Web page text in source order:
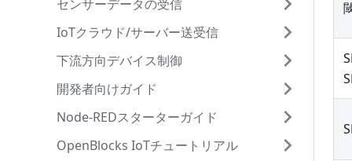
SW4xデバイス設定
高圧スマートメータ設定
双方向対応高圧スマートメータ設定
低圧スマートメータ設定
デバイス設定(ユーザー定義)
Modbus PLC
PD File's Handler
Watson IoT for Device
SoftBank スマ可視専用クラウド
KDDI IoT クラウド Standard
PHオリジナルWEBサーバー
WEBサーバー
双方向対応高圧スマートメータ下流方向
アプリケーション設定の確認
複雑な構成の実現
PD Broker
LUA言語拡張ハンドラ
PDHMSの調整
PD Broker
PD Agent
PD File's Handler
PD Handler BLE
PD Handler UART
参考ページ
動作確認
参考ページ
OpenBlocks IoT の設定(送信側)
OpenBlocks IoT の設定(受信側)
Node-REDの設定
動作確認
参考ページ
シリアル・デバイスの準備
AWS IoT Coreの設定
OpenBlocks IoTの設定
Application Clientの準備
動作確認
Modbus2サーバー設定
SW4xデバイス設定
高圧スマートメータ設定
双方向対応高圧スマートメータ設定
低圧スマートメータ設定
双方向対応高圧スマートメーター
ミスター省エネ
PD File's Handler
Google IoT Core
Watson IoT for Gateway
MS Azure Event hubs
Amazon Kinesis
Watson IoT for Device
高圧スマートメーター下流方向制御
双方向対応高圧スマートメーター下流方
PD Agent
deb パッケージ
アプリケーション設定の確認
複雑な構成の実現
PD Broker
LUA言語拡張ハンドラ
PD Repeater
PD Broker
PD Agent
PD File's Handler
PD Handler BLE
動作確認
参考ページ
OpenBlocks IoTの設定
動作確認
参考ページ
MQTTブローカーの準備
OpenBlocks IoT の設定(送信側)
OpenBlocks IoT の設定(受信側)
Node-REDの設定
動作確認
はじめに
シリアル・デバイスの準備
AWS IoT Coreの設定
OpenBlocks IoTの設定
Application Clientの準備
センサーデータの受信
PD Handler
センサーI/F毎の設定
BLEビーコン送信設定
BLEデバイス情報送信設定
EnOceanデバイス設定
対応センサJSONフォーマット
BLEビーコン&センサー
EnOceanセンサー
IoTクラウド/サーバー送受信
PD Repeater 送受信設定
送受信先毎の設定
本体内データベース
DEXPF
下流方向デバイス制御
下流方向制御の概要
PD Repeaterの下流方向メッセージ
Modbus
開発者向けガイド
カスタマイズ前の注意と補足
OpenBlocks HW 制御ソフト
Node-REDスターターガイド
Node-REDの簡易説明
OpenBlocks IoTチュートリアル